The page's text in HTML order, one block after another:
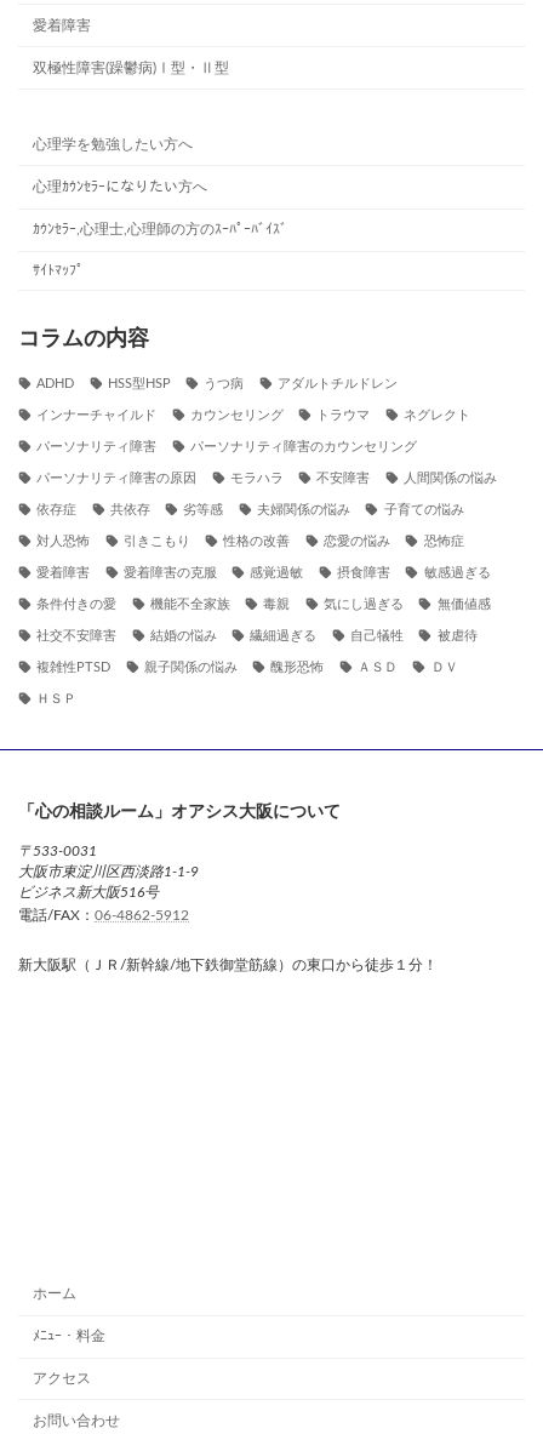
愛着障害
双極性障害(躁鬱病)Ⅰ型・Ⅱ型
心理学を勉強したい方へ
心理ｶｳﾝｾﾗｰになりたい方へ
ｶｳﾝｾﾗｰ,心理士,心理師の方のｽｰﾊﾟｰﾊﾞｲｽﾞ
ｻｲﾄﾏｯﾌﾟ
コラムの内容
ADHD HSS型HSP うつ病 アダルトチルドレン
インナーチャイルド カウンセリング トラウマ ネグレクト
パーソナリティ障害 パーソナリティ障害のカウンセリング
パーソナリティ障害の原因 モラハラ 不安障害 人間関係の悩み
依存症 共依存 劣等感 夫婦関係の悩み 子育ての悩み
対人恐怖 引きこもり 性格の改善 恋愛の悩み 恐怖症
愛着障害 愛着障害の克服 感覚過敏 摂食障害 敏感過ぎる
条件付きの愛 機能不全家族 毒親 気にし過ぎる 無価値感
社交不安障害 結婚の悩み 繊細過ぎる 自己犠牲 被虐待
複雑性PTSD 親子関係の悩み 醜形恐怖 ＡＳＤ ＤＶ
ＨＳＰ
「心の相談ルーム」オアシス大阪について
〒533-0031
大阪市東淀川区西淡路1-1-9
ビジネス新大阪516号
電話/FAX： 06-4862-5912
新大阪駅（ＪＲ/新幹線/地下鉄御堂筋線）の東口から徒歩１分！
ホーム
ﾒﾆｭｰ・料金
アクセス
お問い合わせ